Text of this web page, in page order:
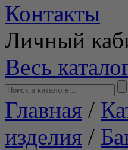
Контакты
Личный
Весь
Главная /
изделия /